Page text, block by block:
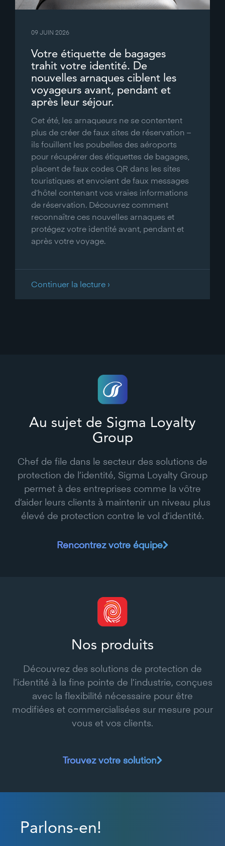
09 JUIN 2026
Votre étiquette de bagages
trahit votre identité. De
nouvelles arnaques ciblent les
voyageurs avant, pendant et
après leur séjour.
Cet été, les arnaqueurs ne se contentent
plus de créer de faux sites de réservation –
ils fouillent les poubelles des aéroports
pour récupérer des étiquettes de bagages,
placent de faux codes QR dans les sites
touristiques et envoient de faux messages
d’hôtel contenant vos vraies informations
de réservation. Découvrez comment
reconnaître ces nouvelles arnaques et
protégez votre identité avant, pendant et
après votre voyage.
Continuer la lecture ›
Au sujet de Sigma Loyalty
Group
Chef de file dans le secteur des solutions de
protection de l’identité, Sigma Loyalty Group
permet à des entreprises comme la vôtre
d’aider leurs clients à maintenir un niveau plus
élevé de protection contre le vol d’identité.
Rencontrez votre équipe
Nos produits
Découvrez des solutions de protection de
l’identité à la fine pointe de l’industrie, conçues
avec la flexibilité nécessaire pour être
modifiées et commercialisées sur mesure pour
vous et vos clients.
Trouvez votre solution
Parlons-en!